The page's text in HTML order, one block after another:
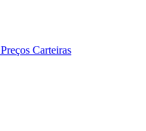
Preços Carteiras